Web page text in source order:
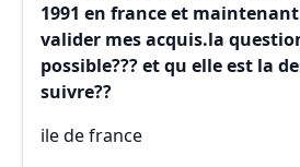
1991 en france et
valider mes acquis.la
possible??? et qu elle est la
suivre??
ile de france